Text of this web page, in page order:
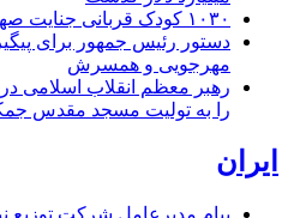
۱۰۳۰ کودک قربانی جنایت صهیونیست‌ها
دستور رئیس جمهور برای
مهرجویی و همسرش
رهبر معظم انقلاب اسلامی
را به تولیت مسجد مقدس
ایران
پیام مدیرعامل شركت توزیع